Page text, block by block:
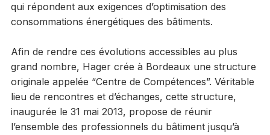
qui répondent aux exigences d’optimisation des
consommations énergétiques des bâtiments.
Afin de rendre ces évolutions accessibles au plus
grand nombre, Hager crée à Bordeaux une structure
originale appelée “Centre de Compétences”. Véritable
lieu de rencontres et d’échanges, cette structure,
inaugurée le 31 mai 2013, propose de réunir
l’ensemble des professionnels du bâtiment jusqu’à